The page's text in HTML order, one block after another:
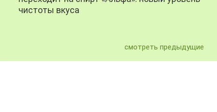
чистоты вкуса
смотреть предыдущие